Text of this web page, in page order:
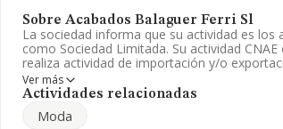
Sobre Acabados Balaguer Ferri Sl
La sociedad informa que su actividad es
como Sociedad Limitada. Su actividad
realiza actividad de importación y/o
Ha contado con el mismo número de
sector.
Ver más
Actividades relacionadas
Moda